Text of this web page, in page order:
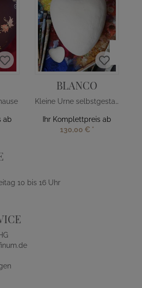
ab
BLANCO
Kleine Urne selbstgestalten online
Ihr Komplettpreis ab
130,00 € *
10 bis 16 Uhr